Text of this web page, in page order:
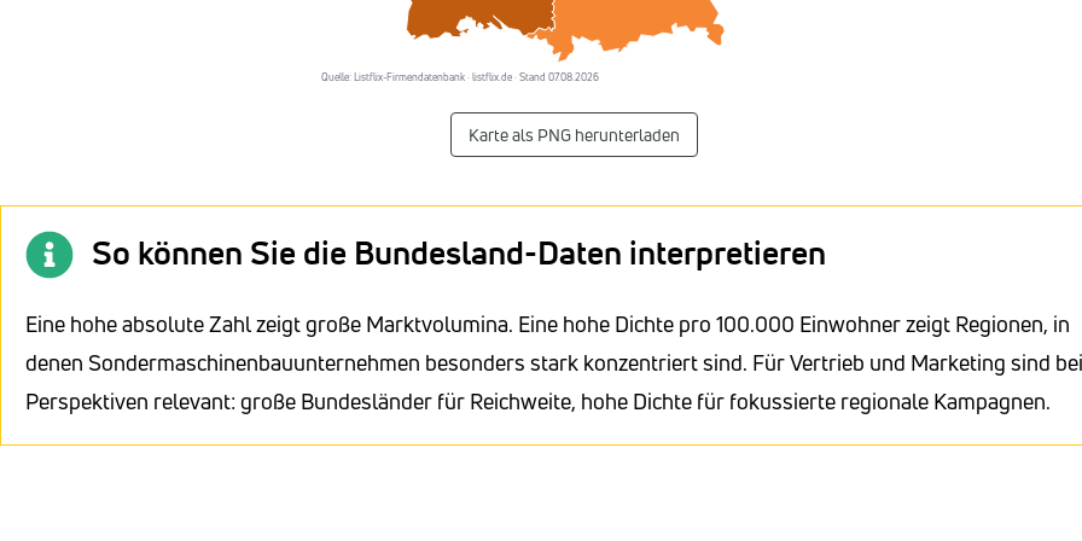
Quelle: Listflix-Firmendatenbank · listflix.de · Stand 07.08.2026
Karte als PNG herunterladen
So können Sie die Bundesland-Daten interpretieren
Eine hohe absolute Zahl zeigt große Marktvolumina. Eine hohe Dichte pro 100.000 Einwohner zeigt Regionen, in
denen Sondermaschinenbauunternehmen besonders stark konzentriert sind. Für Vertrieb und Marketing sind
Perspektiven relevant: große Bundesländer für Reichweite, hohe Dichte für fokussierte regionale Kampagnen.